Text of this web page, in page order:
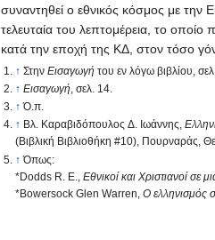
συναντηθεί ο εθνικός κόσμος με την
τελευταία του λεπτομέρεια, το
κατά την εποχή της ΚΔ, στον τόσο
↑ ΣτηνΕισαγωγή του εν λόγω βιβλίου,
↑ Εισαγωγή, σελ. 14.
↑ Ό.π.
↑ Βλ. Καραβιδόπουλος Δ. Ιωάννης,
(Βιβλική Βιβλιοθήκη #10), Πουρναράς,
↑ Όπως:
*Dodds R. Ε.,Εθνικοί και Χριστιανοί σε
*Bowersock Glen Warren,Ο ελληνισμός